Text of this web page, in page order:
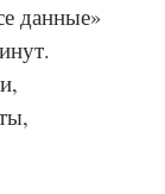
данные»